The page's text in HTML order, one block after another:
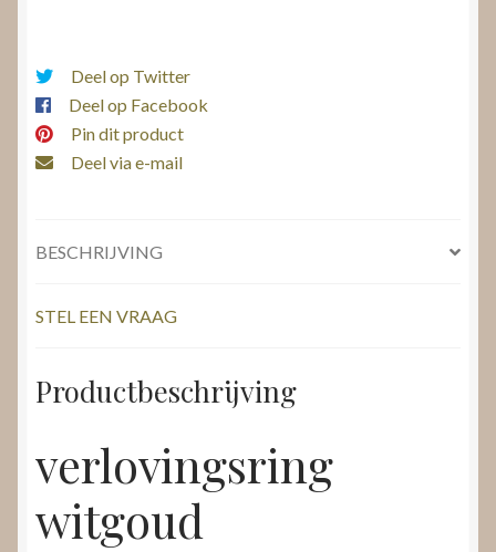
Deel op Twitter
Deel op Facebook
Pin dit product
Deel via e-mail
BESCHRIJVING
STEL EEN VRAAG
Productbeschrijving
verlovingsring
witgoud